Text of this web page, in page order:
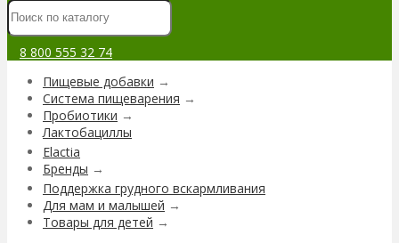
8 800 555 32 74
Пищевые добавки →
Система пищеварения →
Пробиотики →
Лактобациллы
Elactia
Бренды →
Поддержка грудного вскармливания
Для мам и малышей →
Товары для детей →